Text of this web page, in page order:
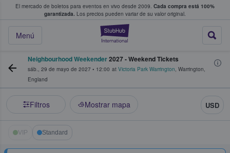
El mercado de boletos para eventos en vivo desde 2009. Cada compra está 100%
garantizada. Los precios pueden variar de su valor original.
StubHub: donde
Menú
fans compran y venden boletos
Neighbourhood Weekender2027 - Weekend Tickets
sáb., 29 de mayo de 2027 • 12:00 at Victoria Park Warrington, Warrington,
England
Filtros Mostrar mapa USD
VIP Standard